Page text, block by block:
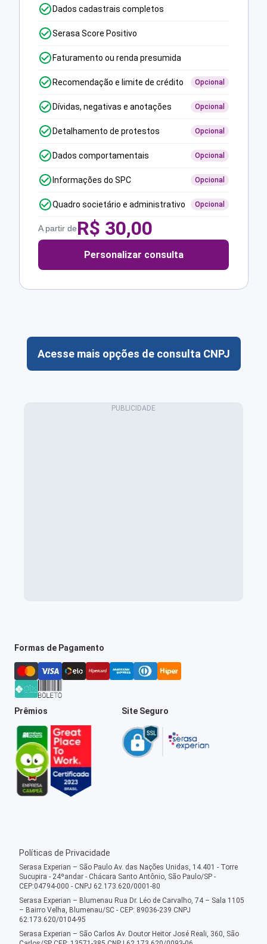
Dados cadastrais completos
Serasa Score Positivo
Faturamento ou renda presumida
Recomendação e limite de crédito Opcional
Dívidas, negativas e anotações Opcional
Detalhamento de protestos Opcional
Dados comportamentais Opcional
Informações do SPC Opcional
Quadro societário e administrativo Opcional
A partir deR$ 30,00
Personalizar consulta
Acesse mais opções de consulta CNPJ
Formas de Pagamento
Prêmios Site Seguro
Políticas de Privacidade
Serasa Experian – São Paulo Av. das Nações Unidas, 14.401 - Torre
Sucupira - 24ºandar - Chácara Santo Antônio, São Paulo/SP -
CEP:04794-000 - CNPJ 62.173.620/0001-80
Serasa Experian – Blumenau Rua Dr. Léo de Carvalho, 74 – Sala 1105
– Bairro Velha, Blumenau/SC - CEP: 89036-239 CNPJ
62.173.620/0104-95
Serasa Experian – São Carlos Av. Doutor Heitor José Reali, 360, São